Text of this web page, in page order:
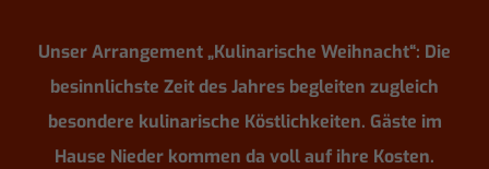
Unser Arrangement „Kulinarische Weihnacht“: Die
besinnlichste Zeit des Jahres begleiten zugleich
besondere kulinarische Köstlichkeiten. Gäste im
Hause Nieder kommen da voll auf ihre Kosten.